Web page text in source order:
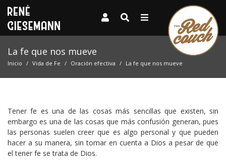
La fe que nos mueve
Inicio Vida de Fe Oración efectiva La fe que nos mueve
Tener fe es una de las cosas más sencillas que existen, sin
embargo es una de las cosas que más confusión generan, pues
las personas suelen creer que es algo personal y que pueden
hacer a su manera, sin tomar en cuenta a Dios a pesar de que
el tener fe se trata de Dios.